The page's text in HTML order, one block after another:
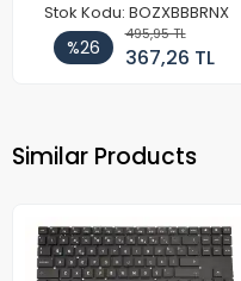
Stok Kodu: BOZXBBBRNX
%26
495,95 TL
367,26 TL
Similar Products